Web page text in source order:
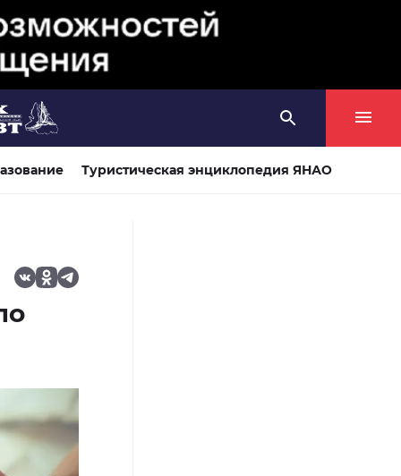
Туристическая энциклопедия ЯНАО